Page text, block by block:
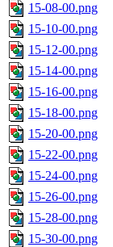
15-08-00.png
15-10-00.png
15-12-00.png
15-14-00.png
15-16-00.png
15-18-00.png
15-20-00.png
15-22-00.png
15-24-00.png
15-26-00.png
15-28-00.png
15-30-00.png